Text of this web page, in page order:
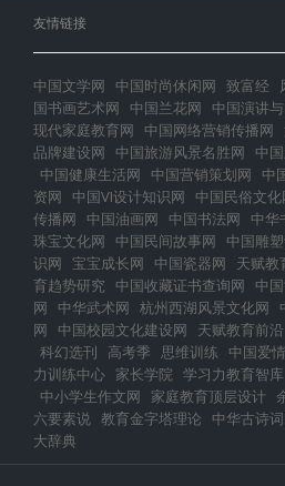
友情链接
中国文学网 中国时尚休闲网 致富经
国书画艺术网
中国兰花网 中国演讲
现代家庭教育网
中国网络营销传播网
品牌建设网
中国旅游风景名胜网 中
中国健康生活网
中国营销策划网 中
资网
中国VI设计知识网 中国民俗文化
传播网
中国油画网 中国书法网 中华
珠宝文化网
中国民间故事网 中国雕
识网 宝宝成长网 中国瓷器网 天赋教
育趋势研究 中国收藏证书查询网 中
网
中华武术网 杭州西湖风景文化网
网
中国校园文化建设网 天赋教育前沿
科幻选刊
高考季 思维训练 中国爱
力训练中心 家长学院 学习力教育智库
中小学生作文网
家庭教育顶层设计
六要素说 教育金字塔理论 中华古诗
大辞典